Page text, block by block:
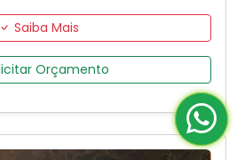
Saiba Mais
Orçamento